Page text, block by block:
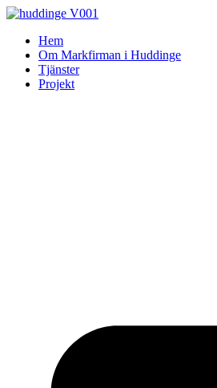
Skip
contentHem
Om Markfirman i Huddinge
Tjänster
Projekt